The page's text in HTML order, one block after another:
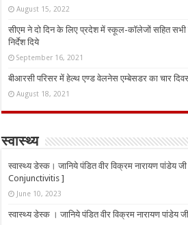
August 15, 2022
सीएम ने दो दिन के लिए प्रदेश में स्कूल-कॉलेजों सहित सभी
निर्देश दिये
September 16, 2021
बीआरसी परिसर में हेल्थ एण्ड वेलनेस एम्बेसडर का चार
August 18, 2021
स्वास्थ्य
स्वास्थ्य डेस्क। जानिये पंडित वीर विक्रम नारायण
Conjunctivitis ]
June 10, 2023
स्वास्थ्य डेस्क । जानिये पंडित वीर विक्रम नारायण